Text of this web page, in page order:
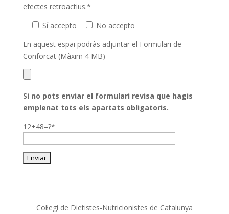
efectes retroactius.*
Sí accepto
No accepto
En aquest espai podràs adjuntar el Formulari de
Conforcat (Màxim 4 MB)
Si no pots enviar el formulari revisa que hagis
emplenat tots els apartats obligatoris.
12+48=?*
Col·legi de Dietistes-Nutricionistes de Catalunya